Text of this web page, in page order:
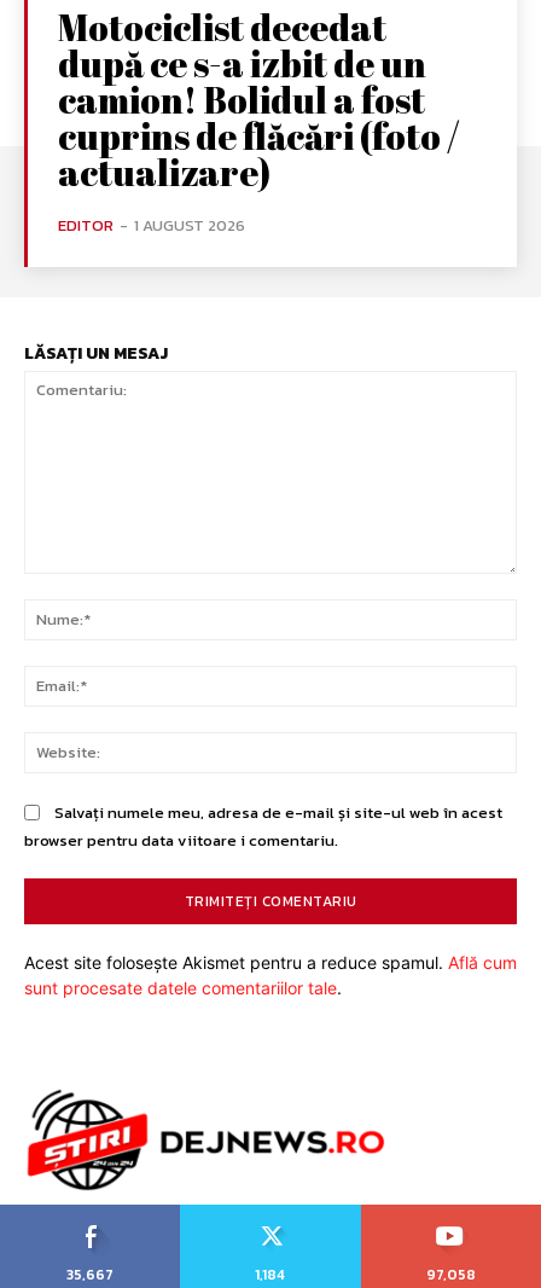
Motociclist decedat
după ce s-a izbit de un
camion! Bolidul a fost
cuprins de flăcări (foto /
actualizare)
EDITOR - 1 AUGUST 2026
LĂSAȚI UN MESAJ
Salvați numele meu, adresa de e-mail și site-ul web în acest
browser pentru data viitoare i comentariu.
Acest site folosește Akismet pentru a reduce spamul. Află cum
sunt procesate datele comentariilor tale.
35,667
1,184
97,058